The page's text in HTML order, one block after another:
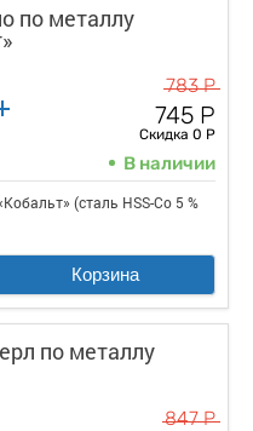
по металлу
783 Р
745 Р
Скидка 0 Р
В наличии
(сталь HSS-Co 5 %
Корзина
по металлу
847 Р